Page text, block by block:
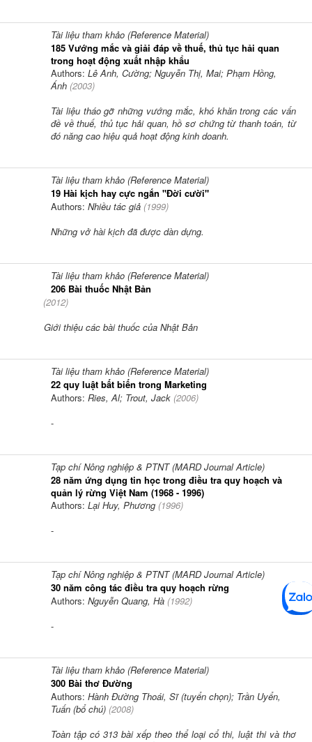
Tài liệu tham khảo (Reference Material)
185 Vướng mắc và giải đáp về thuế, thủ tục hải quan
trong hoạt động xuất nhập khẩu
Authors: Lê Anh, Cường; Nguyễn Thị, Mai; Phạm Hồng,
Ánh (2003)
Tài liệu tháo gỡ những vướng mắc, khó khăn trong các vấn
đề về thuế, thủ tục hải quan, hồ sơ chứng từ thanh toán, từ
đó năng cao hiệu quả hoạt động kinh doanh.
Tài liệu tham khảo (Reference Material)
19 Hài kịch hay cực ngắn "Đời cười"
Authors: Nhiều tác giả (1999)
Những vở hài kịch đã được dàn dựng.
Tài liệu tham khảo (Reference Material)
206 Bài thuốc Nhật Bản
(2012)
Giới thiệu các bài thuốc của Nhật Bản
Tài liệu tham khảo (Reference Material)
22 quy luật bất biến trong Marketing
Authors: Ries, Al; Trout, Jack (2006)
-
Tạp chí Nông nghiệp & PTNT (MARD Journal Article)
28 năm ứng dụng tin học trong điều tra quy hoạch và
quản lý rừng Việt Nam (1968 - 1996)
Authors: Lại Huy, Phương (1996)
-
Tạp chí Nông nghiệp & PTNT (MARD Journal Article)
30 năm công tác điều tra quy hoạch rừng
Authors: Nguyễn Quang, Hà (1992)
-
Tài liệu tham khảo (Reference Material)
300 Bài thơ Đường
Authors: Hành Đường Thoái, Sĩ (tuyển chọn); Trần Uyển,
Tuấn (bổ chú) (2008)
Toàn tập có 313 bài xếp theo thể loại cổ thi, luật thi và thơ